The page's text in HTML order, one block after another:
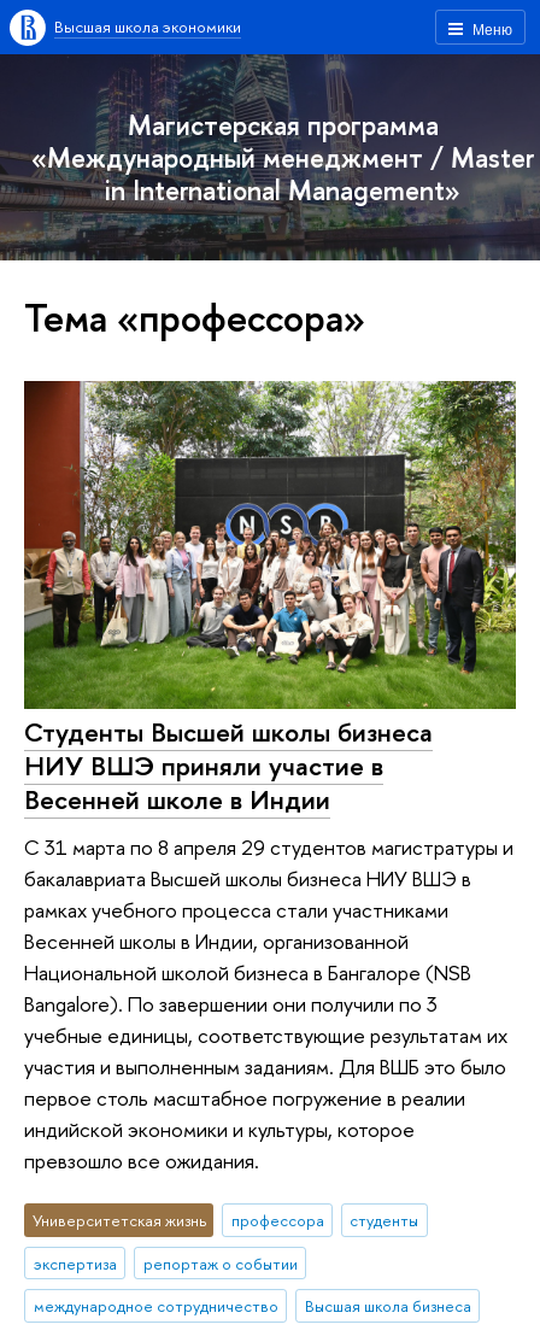
Меню
Высшая школа экономики
Магистерская программа
«Международный менеджмент / Master
in International Management»
Тема «профессора»
Студенты Высшей школы бизнеса
НИУ ВШЭ приняли участие в
Весенней школе в Индии
С 31 марта по 8 апреля 29 студентов магистратуры и
бакалавриата Высшей школы бизнеса НИУ ВШЭ в
рамках учебного процесса стали участниками
Весенней школы в Индии, организованной
Национальной школой бизнеса в Бангалоре (NSB
Bangalore). По завершении они получили по 3
учебные единицы, соответствующие результатам их
участия и выполненным заданиям. Для ВШБ это было
первое столь масштабное погружение в реалии
индийской экономики и культуры, которое
превзошло все ожидания.
Университетская жизнь профессора
студенты
экспертиза
репортаж о событии
международное сотрудничество
Высшая школа бизнеса